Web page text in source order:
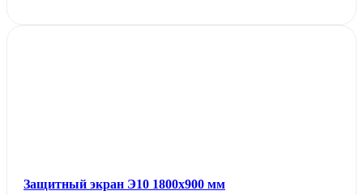
Защитный экран Э10 1800х900 мм